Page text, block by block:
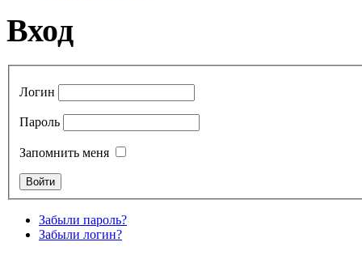
Вход
Логин
Пароль
Запомнить меня
Забыли пароль?
Забыли логин?